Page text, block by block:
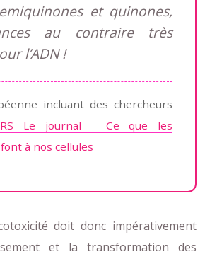
et quinones,
au contraire très
l’ADN !
incluant des chercheurs
Le journal – Ce que les
à nos cellules
doit donc impérativement
et la transformation des